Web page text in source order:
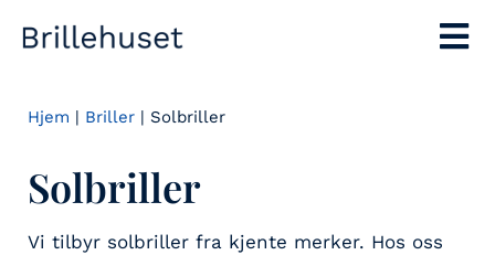
Hjem | Briller | Solbriller
Solbriller
Vi tilbyr solbriller fra kjente merker. Hos oss